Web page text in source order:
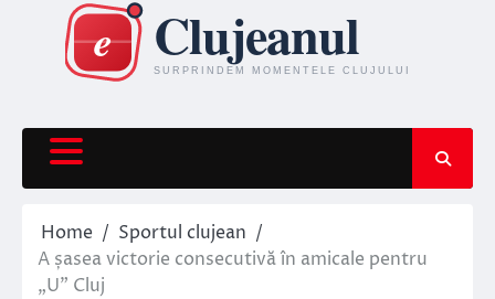
content
Home
Sportul clujean
A șasea victorie consecutivă în amicale pentru
„U” Cluj